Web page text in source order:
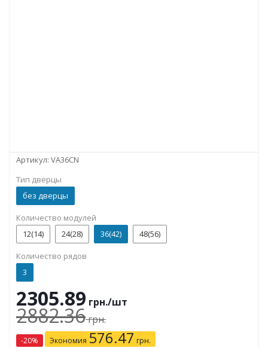
Артикул: VA36CN
Тип дверцы
без дверцы
Количество модулей
12(14)
24(28) 36(42) 48(56)
Количество рядов
3
2305.89 грн./шт
2882.36грн.
-20% Экономия 576.47 грн.